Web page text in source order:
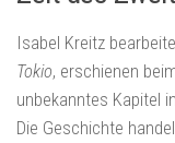
Isabel Kreitz
Tokio, erschienen
unbekanntes Kapitel
Die Geschichte